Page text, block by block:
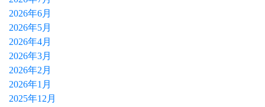
2026年6月
2026年5月
2026年4月
2026年3月
2026年2月
2026年1月
2025年12月